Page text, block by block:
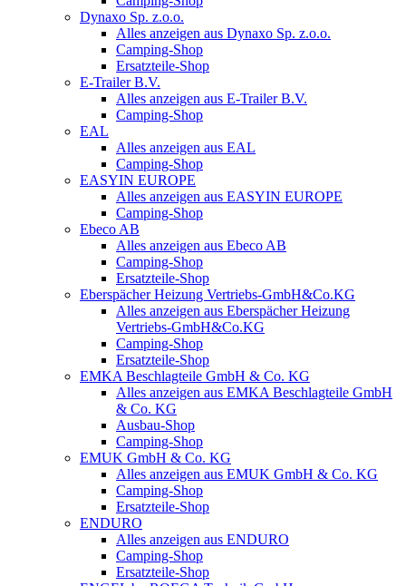
Dynaxo Sp. z.o.o.
Alles anzeigen aus Dynaxo Sp. z.o.o.
Camping-Shop
Ersatzteile-Shop
E-Trailer B.V.
Alles anzeigen aus E-Trailer B.V.
Camping-Shop
EAL
Alles anzeigen aus EAL
Camping-Shop
EASYIN EUROPE
Alles anzeigen aus EASYIN EUROPE
Camping-Shop
Ebeco AB
Alles anzeigen aus Ebeco AB
Camping-Shop
Ersatzteile-Shop
Eberspächer Heizung Vertriebs-GmbH&Co.KG
Alles anzeigen aus Eberspächer Heizung
Vertriebs-GmbH&Co.KG
Camping-Shop
Ersatzteile-Shop
EMKA Beschlagteile GmbH & Co. KG
Alles anzeigen aus EMKA Beschlagteile GmbH
& Co. KG
Ausbau-Shop
Camping-Shop
EMUK GmbH & Co. KG
Alles anzeigen aus EMUK GmbH & Co. KG
Camping-Shop
Ersatzteile-Shop
ENDURO
Alles anzeigen aus ENDURO
Camping-Shop
Ersatzteile-Shop